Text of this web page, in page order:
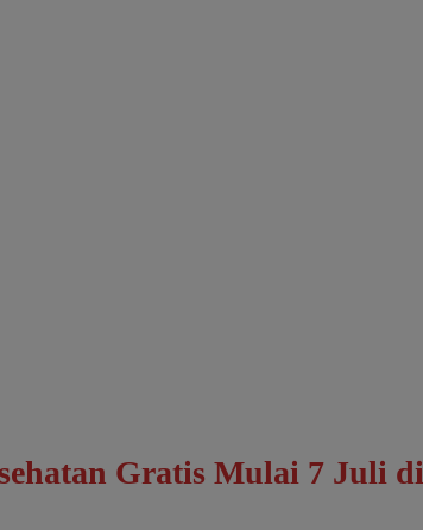
Gratis Mulai 7 Juli di